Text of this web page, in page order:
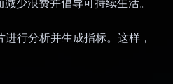
少浪费并倡导可持续生活。
行分析并生成指标。这样，